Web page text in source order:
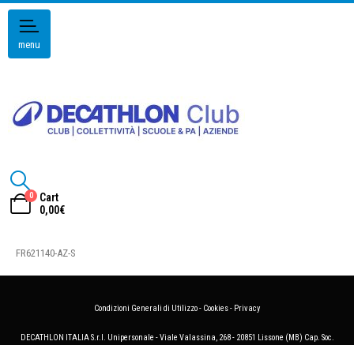
menu
0
Cart
0,00€
FR621140-AZ-S
Condizioni Generali di Utilizzo- Cookies- Privacy
DECATHLON ITALIA S.r.l. Unipersonale - Viale Valassina, 268 - 20851 Lissone (MB) Cap. Soc.